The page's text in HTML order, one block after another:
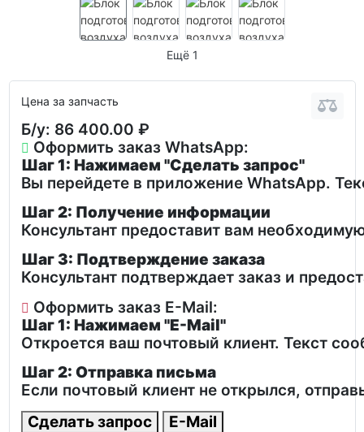
Ещё 1
Цена за запчасть
Б/у: 86 400.00 ₽
Оформить заказ WhatsApp:
Шаг 1: Нажимаем "Сделать запрос"
Вы перейдете в приложение WhatsApp.
Шаг 2: Получение информации
Консультант предоставит вам
Шаг 3: Подтверждение заказа
Консультант подтверждает заказ и
Оформить заказ E-Mail:
Шаг 1: Нажимаем "E-Mail"
Откроется ваш почтовый клиент. Текст
Шаг 2: Отправка письма
Если почтовый клиент не открылся,
Сделать запрос
E-Mail